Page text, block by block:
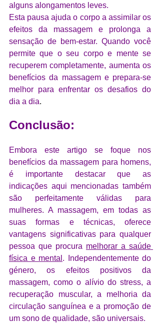
alguns alongamentos leves.
Esta pausa ajuda o corpo a assimilar os
efeitos da massagem e prolonga a
sensação de bem-estar. Quando você
permite que o seu corpo e mente se
recuperem completamente, aumenta os
benefícios da massagem e prepara-se
melhor para enfrentar os desafios do
dia a dia.
Conclusão:
Embora este artigo se foque nos
benefícios da massagem para homens,
é importante destacar que as
indicações aqui mencionadas também
são perfeitamente válidas para
mulheres. A massagem, em todas as
suas formas e técnicas, oferece
vantagens significativas para qualquer
pessoa que procura melhorar a saúde
física e mental . Independentemente do
género, os efeitos positivos da
massagem, como o alívio do stress, a
recuperação muscular, a melhoria da
circulação sanguínea e a promoção de
um sono de qualidade, são universais.